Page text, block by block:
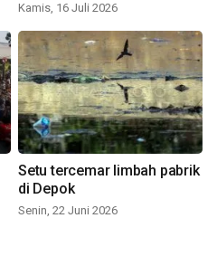
Kamis, 16 Juli 2026
Setu tercemar limbah pabrik
di Depok
Senin, 22 Juni 2026